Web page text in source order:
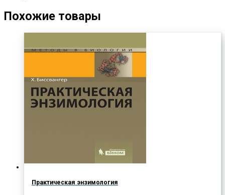
Похожие товары
Практическая энзимология